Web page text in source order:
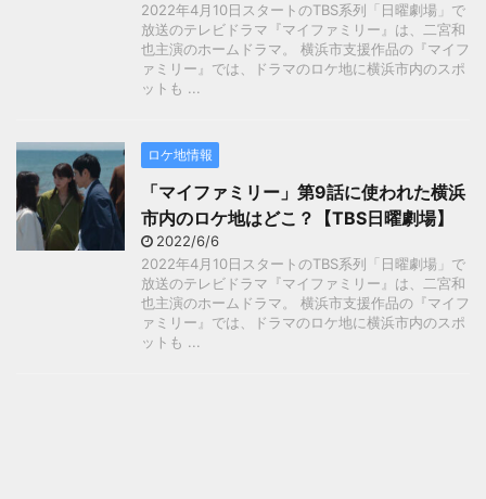
2022年4月10日スタートのTBS系列「日曜劇場」で
放送のテレビドラマ『マイファミリー』は、二宮和
也主演のホームドラマ。 横浜市支援作品の『マイフ
ァミリー』では、ドラマのロケ地に横浜市内のスポ
ットも ...
ロケ地情報
「マイファミリー」第9話に使われた横浜
市内のロケ地はどこ？【TBS日曜劇場】
2022/6/6
2022年4月10日スタートのTBS系列「日曜劇場」で
放送のテレビドラマ『マイファミリー』は、二宮和
也主演のホームドラマ。 横浜市支援作品の『マイフ
ァミリー』では、ドラマのロケ地に横浜市内のスポ
ットも ...